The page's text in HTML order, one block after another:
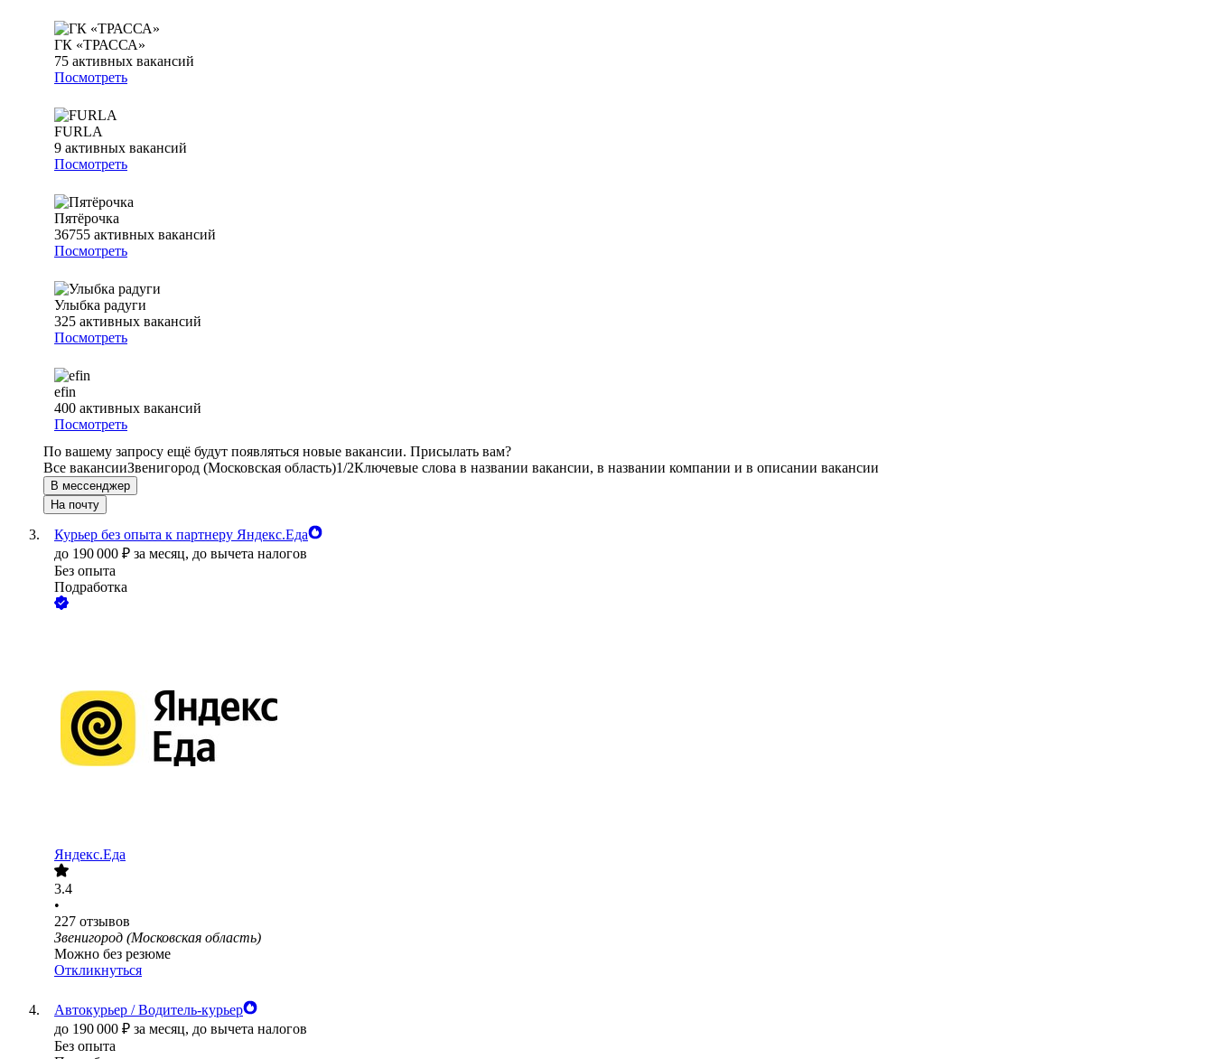
ГК «ТРАССА»
75 активных вакансий
Посмотреть
FURLA
9 активных вакансий
Посмотреть
Пятёрочка
36755 активных вакансий
Посмотреть
Улыбка радуги
325 активных вакансий
Посмотреть
efin
400 активных вакансий
Посмотреть
По вашему запросу ещё будут появляться новые вакансии. Присылать вам?
Все вакансииЗвенигород (Московская область)1/2Ключевые слова в названии вакансии, в названии компании и в описании вакансии
В мессенджер
На почту
Курьер без опыта к партнеру Яндекс.Еда
до 190 000 ₽ за месяц, до вычета налогов
Без опыта
Подработка
Яндекс.Еда
3.4
•
227 отзывов
Звенигород (Московская область)
Можно без резюме
Откликнуться
Автокурьер / Водитель-курьер
до 190 000 ₽ за месяц, до вычета налогов
Без опыта